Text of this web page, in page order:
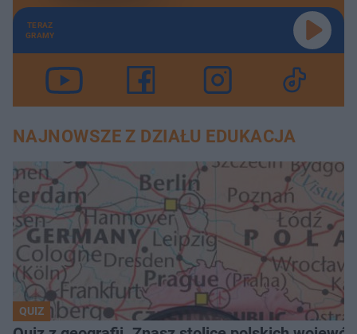
TERAZ
GRAMY
NAJNOWSZE Z DZIAŁU EDUKACJA
QUIZ